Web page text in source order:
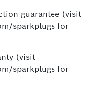
guarantee (visit
sparkplugs for
(visit
sparkplugs for